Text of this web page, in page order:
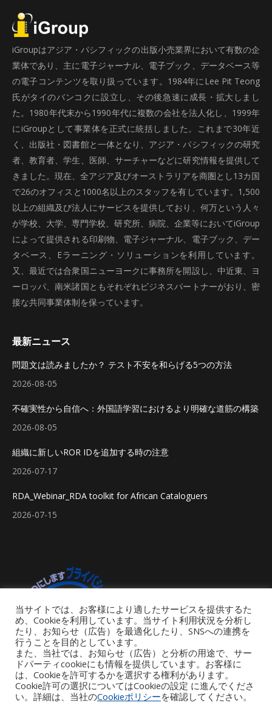
iGroupはアジア・パシフィックの出版小売業界において有数の企
業体であり、主に電子ジャーナル、電子ブック、データベース等
の電子コンテンツを取り扱っています。1984年にLee Pit Teong
氏がタイのバンコクに設立し、その後急速に成長・拡大しまし
た。1980年代末から1990年代に複数の会社を法人化し、1999年
にiGroupとして事業体を正式に統括しました。これまで30年近
く、出版社・図書館と一体となり、アジア・パシフィックの研究
者、教育者、学生、医師、サーチャーなどに研究情報を提供して
きました。現在、全アジア及びオーストラリアを商圏とし13カ国
で26のオフィスと1000名以上のスタッフを有しています。1,500
以上の組織及び法人にサービスを提供しており、何万という人々
が学校、大学、専門学校、研究所、病院、企業等においてiGroup
によって提供される印刷物、電子ジャーナル、電子ブック、デー
タベース、Eラーニング・ソリューションを利用しています。
又、最近では合衆国ニューヨークに事務所を開設し、中近東、ヨ
ーロッパ、南米諸国ともそれぞれビジネスパートナーがおり、密
接な共同事業体制を保っています。
最新ニュース
問題文は読みましたか？ テスト不安を和らげる5つの方法
2026-08-05
不確実性から自信へ：外国語学習におけるより明確な道筋の構築
2026-08-05
組織に新しいROR IDを追加する時の注意
2026-07-17
RDA_Webinar_RDA toolkit for African Cataloguers
2026-07-15
当サイトでは、お客様により適したサービスを提供するた
め、Cookieを利用しています。当サイト利用状況を分析し
たり、お知らせ（広告）を最適化したり、SNSへの連携を
行うことを目的としています。
また、当社では、お知らせ（広告）と分析の用途で、サー
ドパーティcookieにも情報を提供しています。お客様に
は、Cookieを許可するかを選択する権利があります。
Cookie許可の選択についてはCookieの設定 に進んでくださ
い。詳細は、当社のCookieポリシーを確認してください。